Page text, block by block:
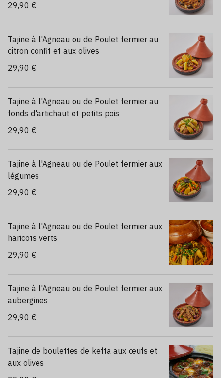
29,90 €
Tajine à l'Agneau ou de Poulet fermier au
citron confit et aux olives
29,90 €
Tajine à l'Agneau ou de Poulet fermier au
fonds d'artichaut et petits pois
29,90 €
Tajine à l'Agneau ou de Poulet fermier aux
légumes
29,90 €
Tajine à l'Agneau ou de Poulet fermier aux
haricots verts
29,90 €
Tajine à l'Agneau ou de Poulet fermier aux
aubergines
29,90 €
Tajine de boulettes de kefta aux œufs et
aux olives